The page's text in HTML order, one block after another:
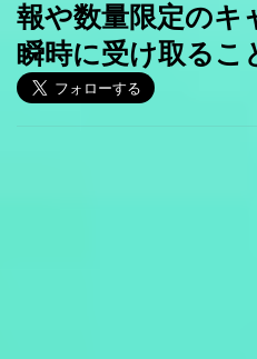
報や数量限定のキ
瞬時に受け取るこ